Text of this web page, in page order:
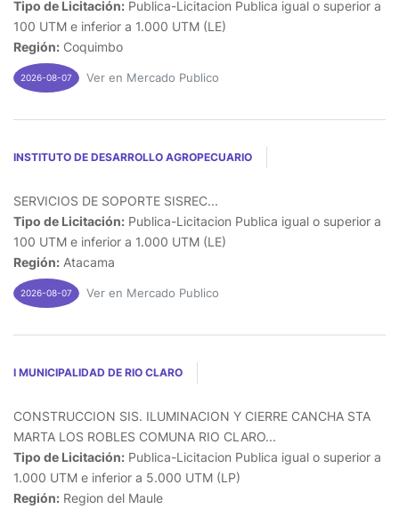
Tipo de Licitación: Publica-Licitacion Publica igual o superior a
100 UTM e inferior a 1.000 UTM (LE)
Región: Coquimbo
2026-08-07 Ver en Mercado Publico
INSTITUTO DE DESARROLLO AGROPECUARIO
SERVICIOS DE SOPORTE SISREC...
Tipo de Licitación: Publica-Licitacion Publica igual o superior a
100 UTM e inferior a 1.000 UTM (LE)
Región: Atacama
2026-08-07 Ver en Mercado Publico
I MUNICIPALIDAD DE RIO CLARO
CONSTRUCCION SIS. ILUMINACION Y CIERRE CANCHA STA
MARTA LOS ROBLES COMUNA RIO CLARO...
Tipo de Licitación: Publica-Licitacion Publica igual o superior a
1.000 UTM e inferior a 5.000 UTM (LP)
Región: Region del Maule